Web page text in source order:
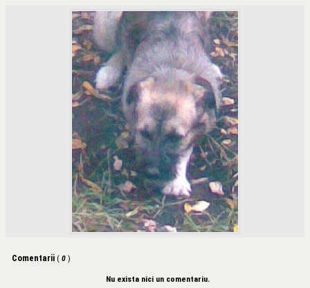
Comentarii( 0)
Nu exista nici un comentariu.